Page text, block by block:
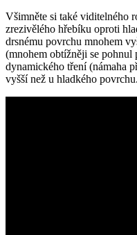
Všimněte si také viditelného
zrezivělého hřebíku oproti
drsnému povrchu mnohem
(mnohem obtížněji se
dynamického tření (námaha
vyšší než u hladkého